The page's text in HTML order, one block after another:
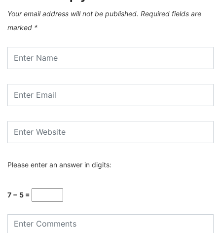
Your email address will not be published. Required fields are
marked *
Please enter an answer in digits:
7 − 5 =